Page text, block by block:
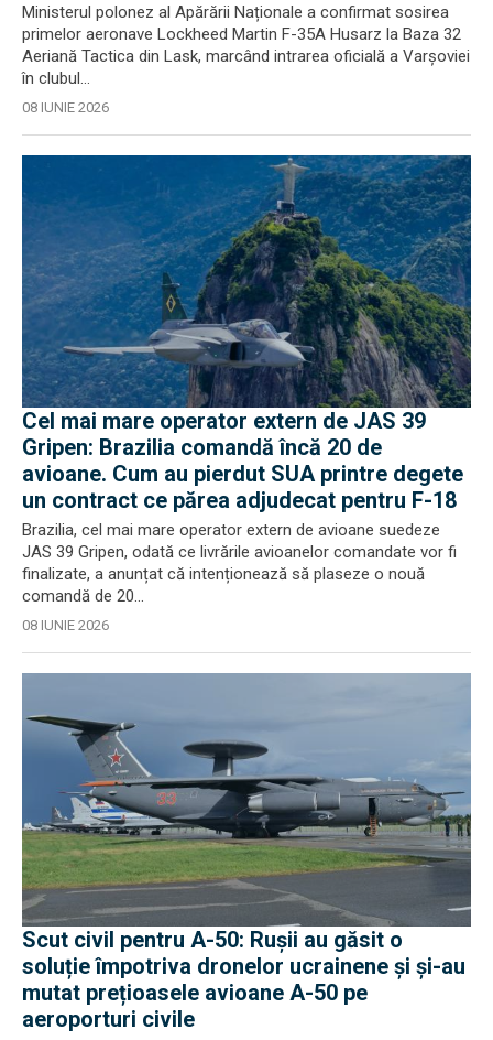
Ministerul polonez al Apărării Naționale a confirmat sosirea
primelor aeronave Lockheed Martin F-35A Husarz la Baza 32
Aeriană Tactica din Lask, marcând intrarea oficială a Varșoviei
în clubul...
08 IUNIE 2026
Cel mai mare operator extern de JAS 39
Gripen: Brazilia comandă încă 20 de
avioane. Cum au pierdut SUA printre degete
un contract ce părea adjudecat pentru F-18
Brazilia, cel mai mare operator extern de avioane suedeze
JAS 39 Gripen, odată ce livrările avioanelor comandate vor fi
finalizate, a anunțat că intenționează să plaseze o nouă
comandă de 20...
08 IUNIE 2026
Scut civil pentru A-50: Rușii au găsit o
soluție împotriva dronelor ucrainene și și-au
mutat prețioasele avioane A-50 pe
aeroporturi civile